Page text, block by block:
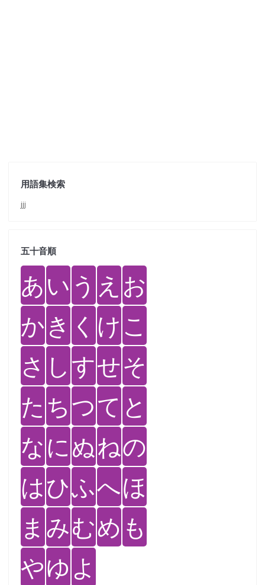
用語集検索
jjj
五十音順
あい う え お
かき く けこ
さ しすせそ
た ちつて と
なにぬねの
はひふへほ
ま みむめ も
やゆ よ